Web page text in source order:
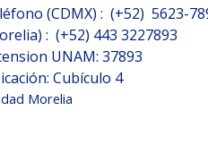
(CDMX) : (+52) 5623-
: (+52) 443 3227893
UNAM: 37893
Cubículo 4
Morelia